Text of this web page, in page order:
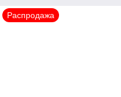
Распродажа